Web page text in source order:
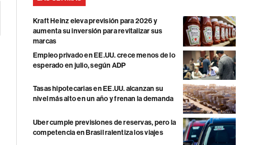
Kraft Heinz eleva previsión para 2026 y
aumenta su inversión para revitalizar sus
marcas
Empleo privado en EE.UU. crece menos de lo
esperado en julio, según ADP
Tasas hipotecarias en EE.UU. alcanzan su
nivel más alto en un año y frenan la demanda
Uber cumple previsiones de reservas, pero la
competencia en Brasil ralentiza los viajes